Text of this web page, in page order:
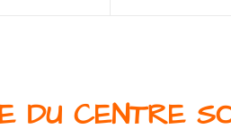
DU CENTRE